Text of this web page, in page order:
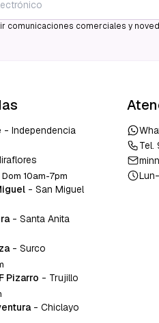
comunicaciones comerciales y
- Independencia
10am-7pm
- San Miguel
- Santa Anita
- Surco
Pizarro - Trujillo
- Chiclayo
Tel.